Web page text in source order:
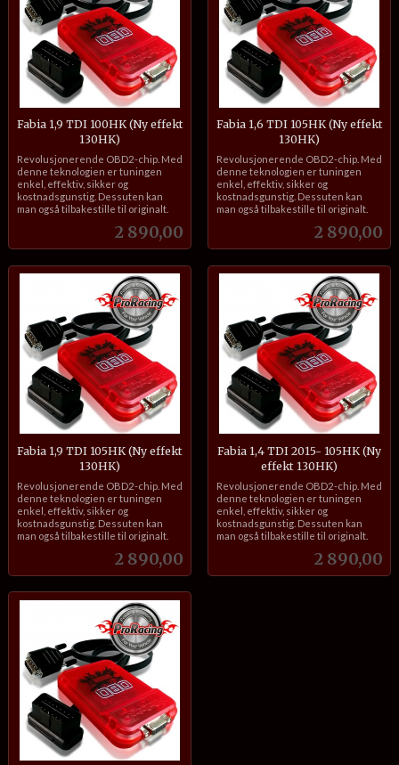
Fabia 1,9 TDI 100HK (Ny effekt
130HK)
Pris
2 890,00
inkl.
mva.
Revolusjonerende OBD2-chip. Med
denne teknologien er tuningen
enkel, effektiv, sikker og
kostnadsgunstig. Dessuten kan
man også tilbakestille til originalt.
Fabia 1,6 TDI 105HK (Ny effekt
130HK)
Pris
2 890,00
inkl.
mva.
Revolusjonerende OBD2-chip. Med
denne teknologien er tuningen
enkel, effektiv, sikker og
kostnadsgunstig. Dessuten kan
man også tilbakestille til originalt.
Fabia 1,9 TDI 105HK (Ny effekt
130HK)
Pris
2 890,00
inkl.
mva.
Revolusjonerende OBD2-chip. Med
denne teknologien er tuningen
enkel, effektiv, sikker og
kostnadsgunstig. Dessuten kan
man også tilbakestille til originalt.
Fabia 1,4 TDI 2015- 105HK (Ny
effekt 130HK)
Pris
2 890,00
inkl.
mva.
Revolusjonerende OBD2-chip. Med
denne teknologien er tuningen
enkel, effektiv, sikker og
kostnadsgunstig. Dessuten kan
man også tilbakestille til originalt.